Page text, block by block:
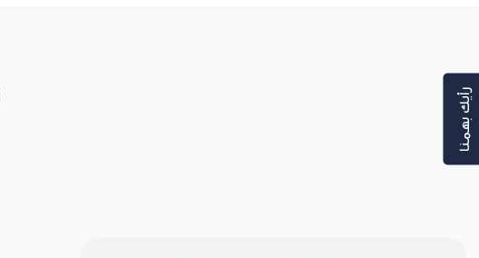
رأيك بهمنا